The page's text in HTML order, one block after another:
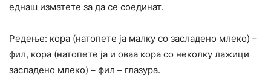
еднаш изматете за да се соединат.
Редење: кора (натопете ја малку со засладено млеко) –
фил, кора (натопете ја и оваа кора со неколку лажици
засладено млеко) – фил – глазура.